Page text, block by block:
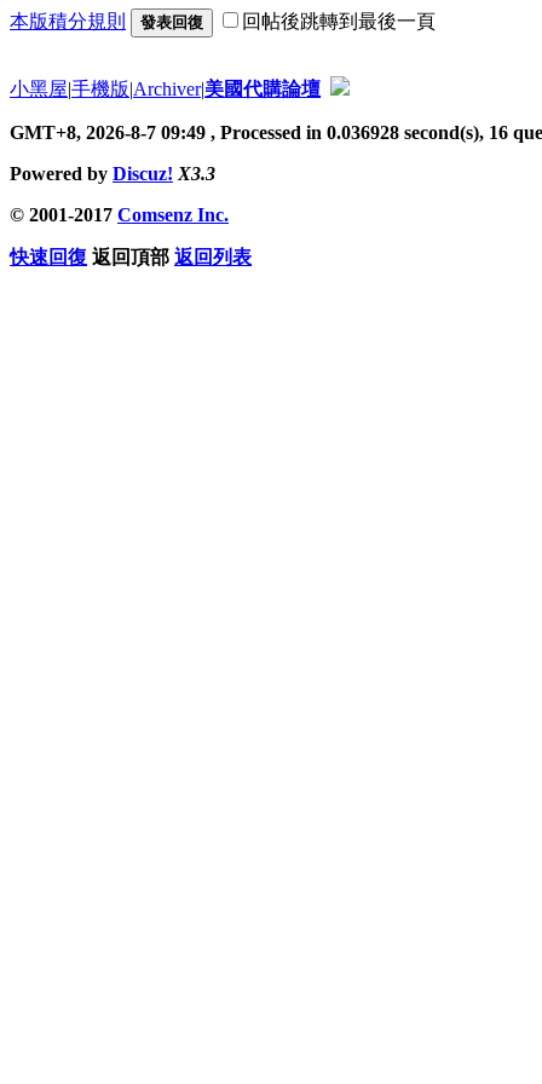
本版積分規則 發表回復 回帖後跳轉到最後一頁
小黑屋|手機版|Archiver|美國代購論壇
GMT+8, 2026-8-7 09:49 , Processed in 0.036928 second(s), 16
Powered by Discuz! X3.3
© 2001-2017 Comsenz Inc.
快速回復 返回頂部 返回列表